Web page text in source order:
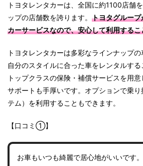
トヨタレンタカーは、全国に約1100店舗
ップの店舗数を誇ります。 トヨタグルー
カーサービスなので、安心して利用する
トヨタレンタカーは多彩なラインナップの
自分のスタイルに合った車をレンタルす
トップクラスの保険・補償サービスを用
サポートも手厚いです。 オプションで乗
テム）を利用することもできます。
【口コミ①】
お車もいつも綺麗で居心地がいいです。